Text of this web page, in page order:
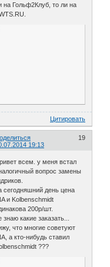
на Гольф2Клуб, то ли на
Цитировать
19
19:13
всем. у меня встал
вопрос замены
сегодняшний день цена
и Kolbenschmidt
200р/шт.
знаю какие заказать...
что многие советуют
а кто-нибудь ставил
???